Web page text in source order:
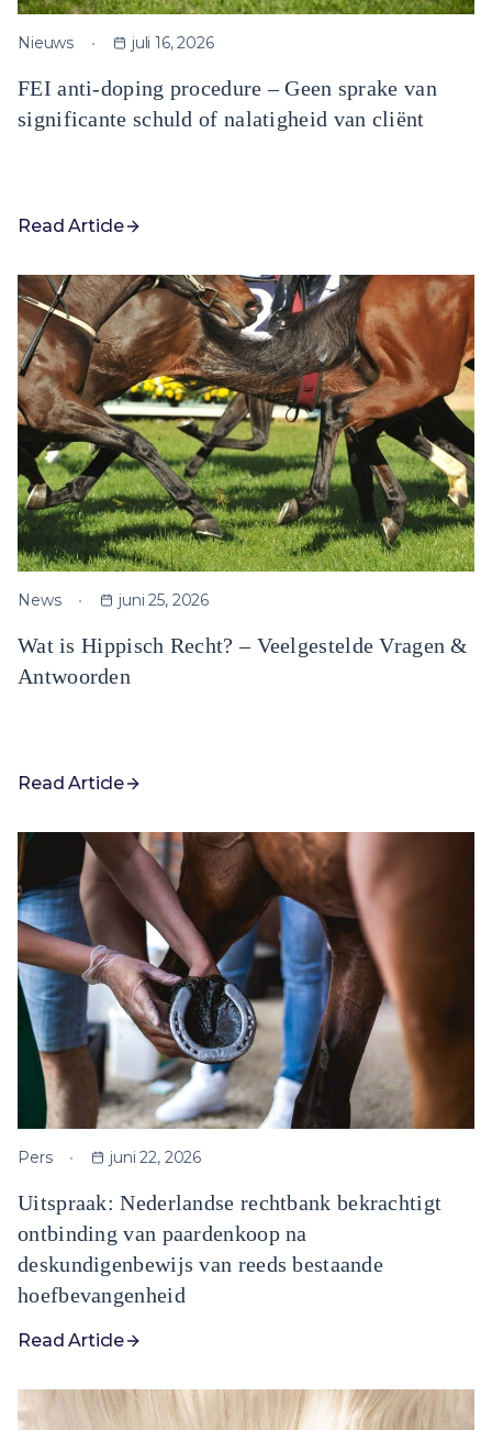
Nieuws juli 16, 2026
FEI anti-doping procedure – Geen sprake van
significante schuld of nalatigheid van cliënt
Read Article
News juni 25, 2026
Wat is Hippisch Recht? – Veelgestelde Vragen &
Antwoorden
Read Article
Pers juni 22, 2026
Uitspraak: Nederlandse rechtbank bekrachtigt
ontbinding van paardenkoop na
deskundigenbewijs van reeds bestaande
hoefbevangenheid
Read Article